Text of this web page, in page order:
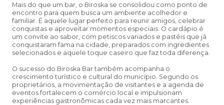
Mais do que um bar, o Biroska se consolidou como ponto de
encontro para quem busca um ambiente acolhedor e
familiar. É aquele lugar perfeito para reunir amigos, celebrar
conquistas e aproveitar momentos especiais. O cardápio é
um convite ao sabor, com petiscos variados e pastéis que já
conquistaram fama na cidade, preparados com ingredientes
selecionados e aquele toque caseiro que faz toda diferença.
O sucesso do Biroska Bar também acompanha o
crescimento turístico e cultural do município. Segundo os
proprietários, a movimentação de visitantes e a agenda de
eventos fortalecem o comércio local e impulsionam
experiências gastronômicas cada vez mais marcantes.